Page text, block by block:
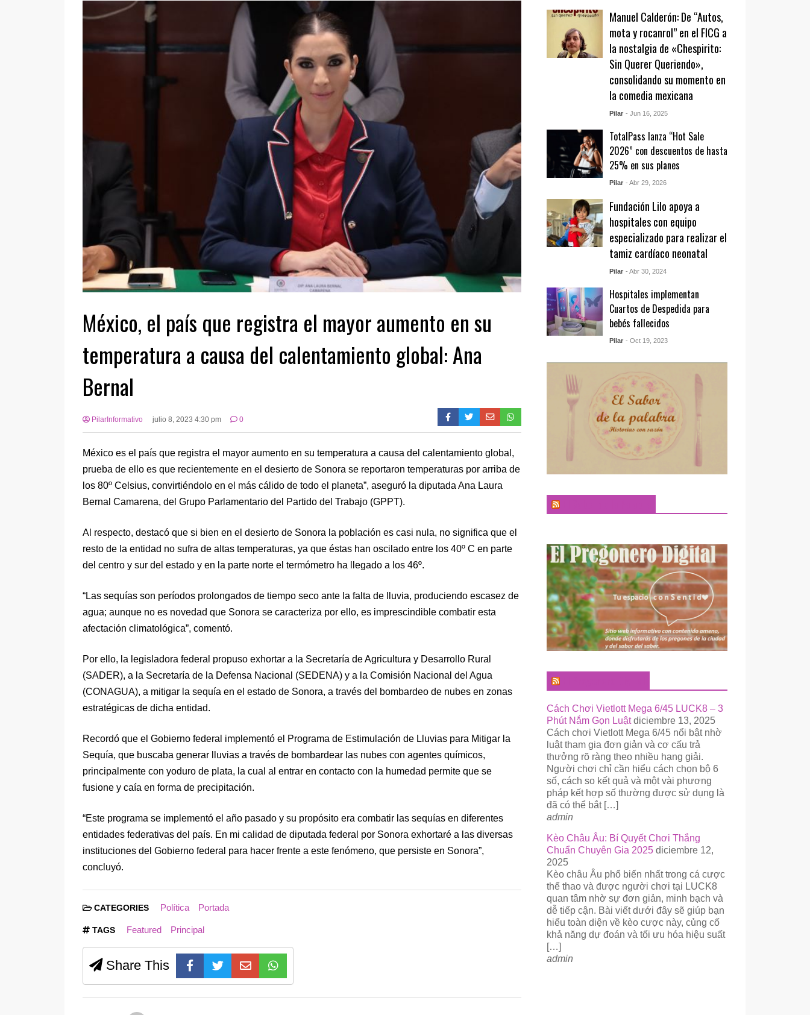
México, el país que registra el mayor aumento en su
temperatura a causa del calentamiento global: Ana
Bernal
PilarInformativo julio 8, 2023 4:30 pm 0
México es el país que registra el mayor aumento en su temperatura a causa del calentamiento global,
prueba de ello es que recientemente en el desierto de Sonora se reportaron temperaturas por arriba de
los 80º Celsius, convirtiéndolo en el más cálido de todo el planeta”, aseguró la diputada Ana Laura
Bernal Camarena, del Grupo Parlamentario del Partido del Trabajo (GPPT).
Al respecto, destacó que si bien en el desierto de Sonora la población es casi nula, no significa que el
resto de la entidad no sufra de altas temperaturas, ya que éstas han oscilado entre los 40º C en parte
del centro y sur del estado y en la parte norte el termómetro ha llegado a los 46º.
“Las sequías son períodos prolongados de tiempo seco ante la falta de lluvia, produciendo escasez de
agua; aunque no es novedad que Sonora se caracteriza por ello, es imprescindible combatir esta
afectación climatológica”, comentó.
Por ello, la legisladora federal propuso exhortar a la Secretaría de Agricultura y Desarrollo Rural
(SADER), a la Secretaría de la Defensa Nacional (SEDENA) y a la Comisión Nacional del Agua
(CONAGUA), a mitigar la sequía en el estado de Sonora, a través del bombardeo de nubes en zonas
estratégicas de dicha entidad.
Recordó que el Gobierno federal implementó el Programa de Estimulación de Lluvias para Mitigar la
Sequía, que buscaba generar lluvias a través de bombardear las nubes con agentes químicos,
principalmente con yoduro de plata, la cual al entrar en contacto con la humedad permite que se
fusione y caía en forma de precipitación.
“Este programa se implementó el año pasado y su propósito era combatir las sequías en diferentes
entidades federativas del país. En mi calidad de diputada federal por Sonora exhortaré a las diversas
instituciones del Gobierno federal para hacer frente a este fenómeno, que persiste en Sonora”,
concluyó.
CATEGORIES Política Portada
TAGS Featured Principal
Share This
Manuel Calderón: De “Autos,
mota y rocanrol” en el FICG a
la nostalgia de «Chespirito:
Sin Querer Queriendo»,
consolidando su momento en
la comedia mexicana
Pilar - Jun 16, 2025
TotalPass lanza “Hot Sale
2026” con descuentos de hasta
25% en sus planes
Pilar - Abr 29, 2026
Fundación Lilo apoya a
hospitales con equipo
especializado para realizar el
tamiz cardíaco neonatal
Pilar - Abr 30, 2024
Hospitales implementan
Cuartos de Despedida para
bebés fallecidos
Pilar - Oct 19, 2023
Cách Chơi Vietlott Mega 6/45 LUCK8 – 3
Phút Nắm Gọn Luật diciembre 13, 2025
Cách chơi Vietlott Mega 6/45 nổi bật nhờ
luật tham gia đơn giản và cơ cấu trả
thưởng rõ ràng theo nhiều hạng giải.
Người chơi chỉ cần hiểu cách chọn bộ 6
số, cách so kết quả và một vài phương
pháp kết hợp số thường được sử dụng là
đã có thể bắt […]
admin
Kèo Châu Âu: Bí Quyết Chơi Thắng
Chuẩn Chuyên Gia 2025 diciembre 12,
2025
Kèo châu Âu phổ biến nhất trong cá cược
thể thao và được người chơi tại LUCK8
quan tâm nhờ sự đơn giản, minh bạch và
dễ tiếp cận. Bài viết dưới đây sẽ giúp bạn
hiểu toàn diện về kèo cược này, củng cố
khả năng dự đoán và tối ưu hóa hiệu suất
[…]
admin